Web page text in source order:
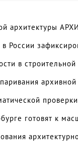
архитектуры
России
в
готовят к